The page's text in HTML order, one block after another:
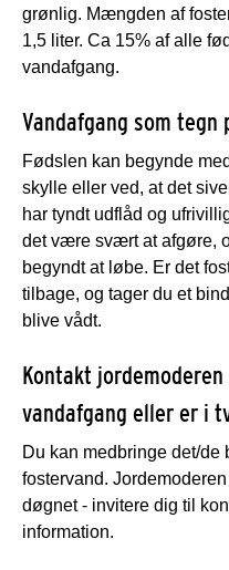
grønlig. Mængden af
1,5 liter. Ca 15% af alle
vandafgang.
Vandafgang som tegn
Fødslen kan begynde
skylle eller ved, at det
har tyndt udflåd og
det være svært at afgøre,
begyndt at løbe. Er det
tilbage, og tager du et
blive vådt.
Kontakt
vandafgang eller er i
Du kan medbringe det/de
fostervand.
døgnet - invitere dig til
information.